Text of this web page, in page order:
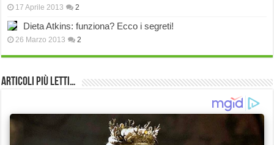
17 Aprile 2013 2
Dieta Atkins: funziona? Ecco i segreti!
26 Marzo 2013 2
Articoli più Letti…